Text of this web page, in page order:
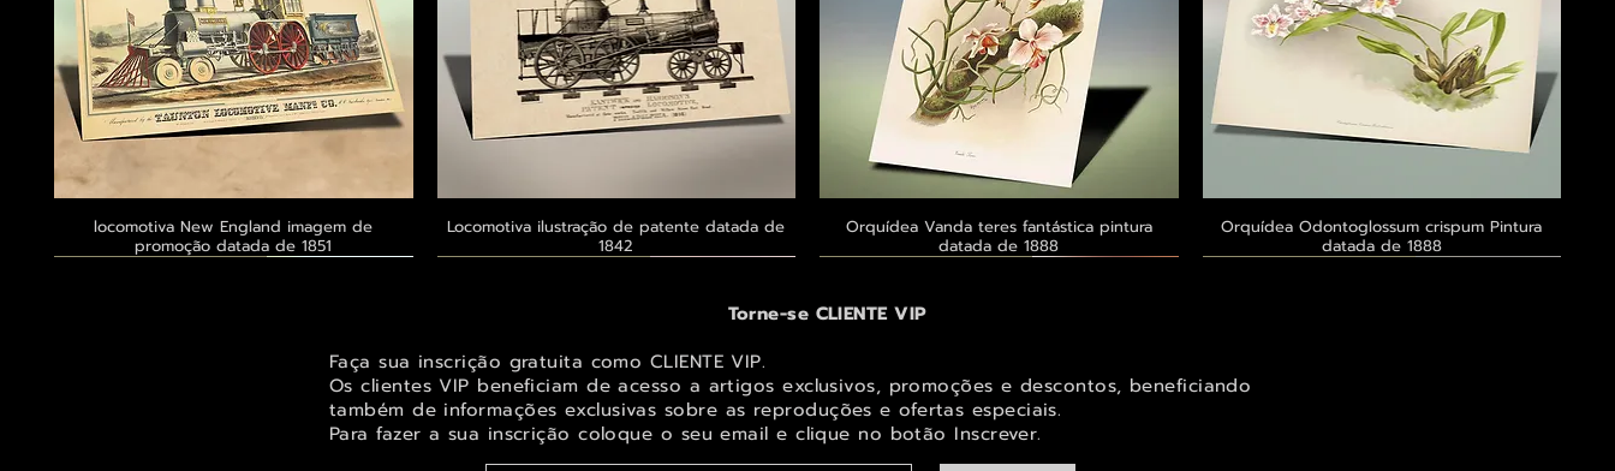
Visualização rápida
locomotiva New England imagem de
promoção datada de 1851
Visualização rápida
Locomotiva ilustração de patente datada de
1842
Visualização rápida
Orquídea Vanda teres fantástica pintura
datada de 1888
Visualização rápida
Orquídea Odontoglossum crispum Pintura
datada de 1888
Torne-se CLIENTE VIP
Faça sua inscrição gratuita como CLIENTE VIP.
Os clientes VIP beneficiam de acesso a artigos exclusivos, promoções e descontos, beneficiando
também de informações exclusivas sobre as reproduções e ofertas especiais.
Para fazer a sua inscrição coloque o seu email e clique no botão Inscrever.